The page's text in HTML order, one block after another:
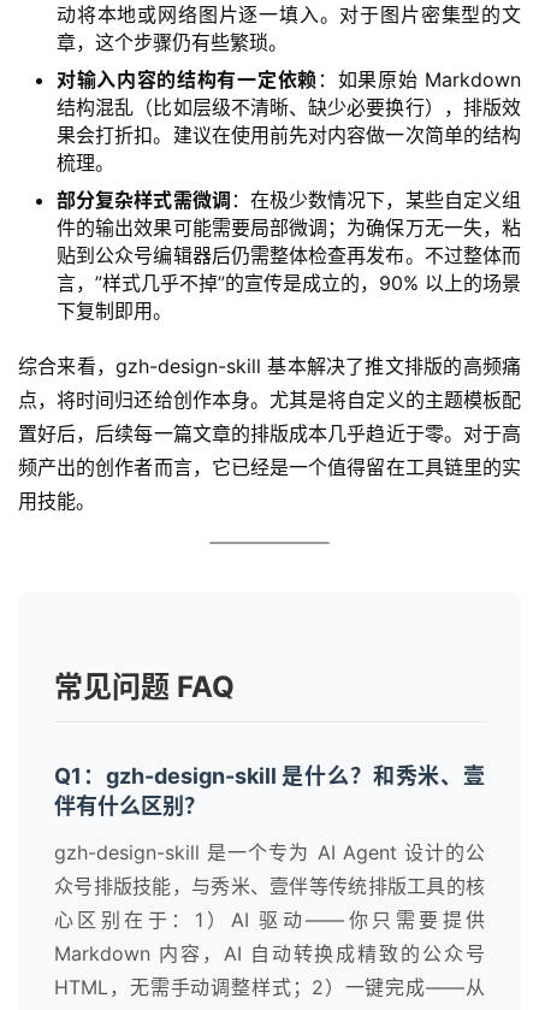
动将本地或网络图片逐一填入。对于图片密集型的文
章，这个步骤仍有些繁琐。
对输入内容的结构有一定依赖 ：如果原始 Markdown
结构混乱（比如层级不清晰、缺少必要换行），排版效
果会打折扣。建议在使用前先对内容做一次简单的结构
梳理。
部分复杂样式需微调 ：在极少数情况下，某些自定义组
件的输出效果可能需要局部微调；为确保万无一失，粘
贴到公众号编辑器后仍需整体检查再发布。不过整体而
言，”样式几乎不掉”的宣传是成立的，90% 以上的场景
下复制即用。
综合来看，gzh-design-skill 基本解决了推文排版的高频痛
点，将时间归还给创作本身。尤其是将自定义的主题模板配
置好后，后续每一篇文章的排版成本几乎趋近于零。对于高
频产出的创作者而言，它已经是一个值得留在工具链里的实
用技能。
常见问题 FAQ
Q1：gzh-design-skill 是什么？和秀米、壹
伴有什么区别？
gzh-design-skill 是一个专为 AI Agent 设计的公
众号排版技能，与秀米、壹伴等传统排版工具的核
心区别在于：1）AI 驱动——你只需要提供
Markdown 内容，AI 自动转换成精致的公众号
HTML，无需手动调整样式；2）一键完成——从